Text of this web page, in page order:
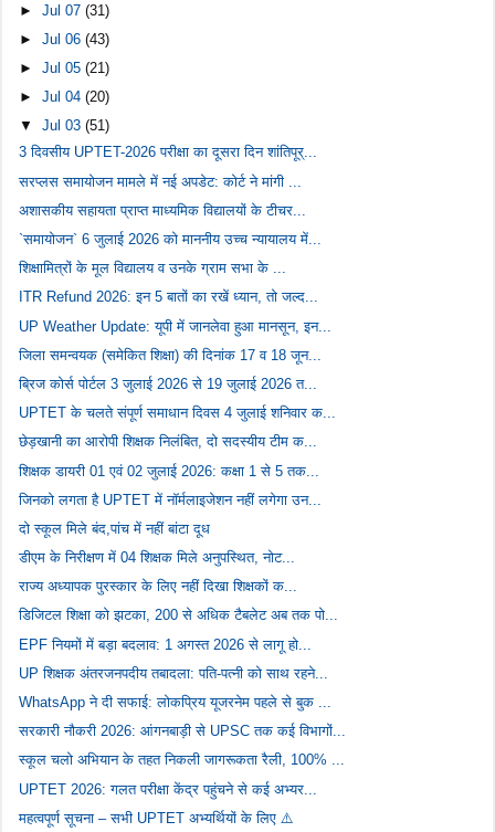
►Jul 07(31)
►Jul 06(43)
►Jul 05(21)
►Jul 04(20)
▼Jul 03(51)
3 दिवसीय UPTET-2026 परीक्षा का दूसरा दिन शांतिपूर्...
सरप्लस समायोजन मामले में नई अपडेट: कोर्ट ने मांगी ...
अशासकीय सहायता प्राप्त माध्यमिक विद्यालयों के टीचर...
`समायोजन` 6 जुलाई 2026 को माननीय उच्च न्यायालय में...
शिक्षामित्रों के मूल विद्यालय व उनके ग्राम सभा के ...
ITR Refund 2026: इन 5 बातों का रखें ध्यान, तो जल्द...
UP Weather Update: यूपी में जानलेवा हुआ मानसून, इन...
जिला समन्वयक (समेकित शिक्षा) की दिनांक 17 व 18 जून...
ब्रिज कोर्स पोर्टल 3 जुलाई 2026 से 19 जुलाई 2026 त...
UPTET के चलते संपूर्ण समाधान दिवस 4 जुलाई शनिवार क...
छेड़खानी का आरोपी शिक्षक निलंबित, दो सदस्यीय टीम क...
शिक्षक डायरी 01 एवं 02 जुलाई 2026: कक्षा 1 से 5 तक...
जिनको लगता है UPTET में नॉर्मलाइजेशन नहीं लगेगा उन...
दो स्कूल मिले बंद,पांच में नहीं बांटा दूध
डीएम के निरीक्षण में 04 शिक्षक मिले अनुपस्थित, नोट...
राज्य अध्यापक पुरस्कार के लिए नहीं दिखा शिक्षकों क...
डिजिटल शिक्षा को झटका, 200 से अधिक टैबलेट अब तक पो...
EPF नियमों में बड़ा बदलाव: 1 अगस्त 2026 से लागू हो...
UP शिक्षक अंतरजनपदीय तबादला: पति-पत्नी को साथ रहने...
WhatsApp ने दी सफाई: लोकप्रिय यूजरनेम पहले से बुक ...
सरकारी नौकरी 2026: आंगनबाड़ी से UPSC तक कई विभागों...
स्कूल चलो अभियान के तहत निकली जागरूकता रैली, 100% ...
UPTET 2026: गलत परीक्षा केंद्र पहुंचने से कई अभ्यर...
महत्वपूर्ण सूचना – सभी UPTET अभ्यर्थियों के लिए ⚠️